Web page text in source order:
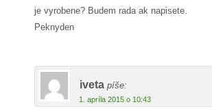
je vyrobene? Budem rada ak napisete.
Peknyden
iveta píše:
1. apríla 2015 o 10:43